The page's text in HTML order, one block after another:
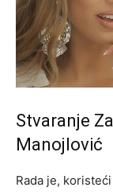
Stvaranje
Manojlović
Rada je,